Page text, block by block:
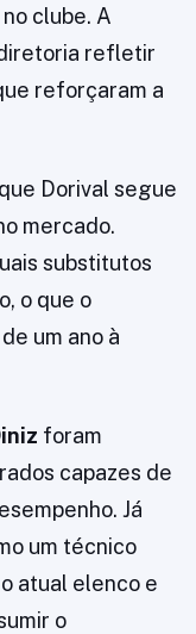
clube. A
refletir
reforçaram a
Dorival segue
mercado.
substitutos
o que o
um ano à
foram
capazes de
Já
um técnico
atual elenco e
o